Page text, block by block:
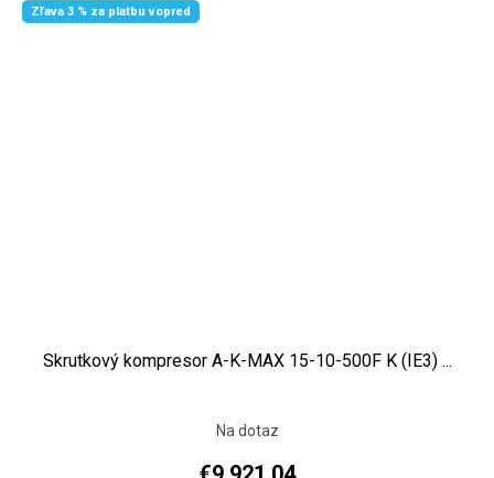
Zľava 3 % za platbu vopred
Skrutkový kompresor A-K-MAX 15-10-500F K (IE3) ...
Na dotaz